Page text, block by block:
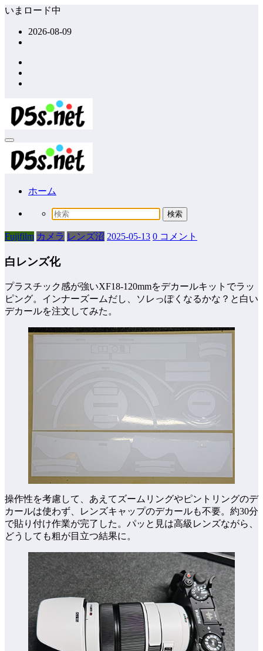
コ
ッ
プ
いまロード中
2026-08-09
ホーム
Fujifilm カメラ レンズ沼 2025-05-13 0 コメント
白レンズ化
プラスチック感が強いXF18-120mmをデカールキットでラッ
ピング。インナーズームだし、ソレっぽくなるかな？と白い
デカールを注文してみた。
操作性を考慮して、あえてズームリングやピントリングのデ
カールは使わず、レンズキャップのデカールも不要。約30分
で貼り付け作業が完了した。パッと見は高級レンズながら、
どうしても粗が目立つ結果に。